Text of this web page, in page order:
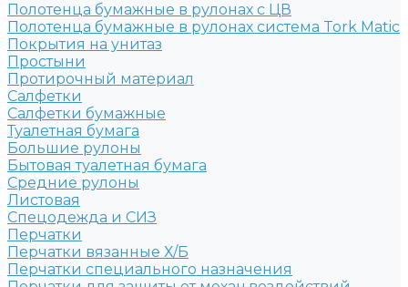
Полотенца бумажные в рулонах с ЦВ
Полотенца бумажные в рулонах система Tork Matic
Покрытия на унитаз
Простыни
Протирочный материал
Салфетки
Салфетки бумажные
Туалетная бумага
Большие рулоны
Бытовая туалетная бумага
Средние рулоны
Листовая
Спецодежда и СИЗ
Перчатки
Перчатки вязанные Х/Б
Перчатки специального назначения